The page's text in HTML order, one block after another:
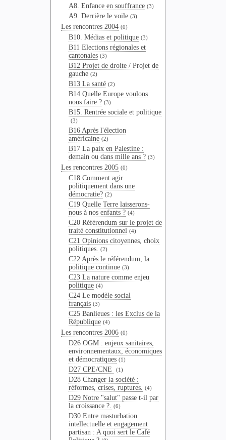
A8. Enfance en souffrance (3)
A9. Derrière le voile (3)
Les rencontres 2004 (0)
B10. Médias et politique (3)
B11 Elections régionales et
cantonales (3)
B12 Projet de droite / Projet de
gauche (2)
B13 La santé (2)
B14 Quelle Europe voulons
nous faire ? (3)
B15. Rentrée sociale et politique
(3)
B16 Après l'élection
américaine (2)
B17 La paix en Palestine :
demain ou dans mille ans ? (3)
Les rencontres 2005 (0)
C18 Comment agir
politiquement dans une
démocratie? (2)
C19 Quelle Terre laisserons-
nous à nos enfants ? (4)
C20 Référendum sur le projet de
traité constitutionnel (4)
C21 Opinions citoyennes, choix
politiques. (2)
C22 Après le référendum, la
politique continue (3)
C23 La nature comme enjeu
politique (4)
C24 Le modèle social
français (3)
C25 Banlieues : les Exclus de la
République (4)
Les rencontres 2006 (0)
D26 OGM : enjeux sanitaires,
environnementaux, économiques
et démocratiques (1)
D27 CPE/CNE (1)
D28 Changer la société :
réformes, crises, ruptures. (4)
D29 Notre "salut" passe t-il par
la croissance ?. (6)
D30 Entre masturbation
intellectuelle et engagement
partisan : A quoi sert le Café